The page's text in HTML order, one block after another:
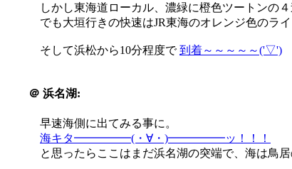
しかし東海道ローカル、濃緑に橙色ツートンの
でも大垣行きの快速はJR東海のオレンジ色のラ
そして浜松から10分程度で到着～～～～～('▽')
＠ 浜名湖:
早速海側に出てみる事に。
海キタ━━━━━(・∀・)━━━━━ッ！！！
と思ったらここはまだ浜名湖の突端で、海は鳥